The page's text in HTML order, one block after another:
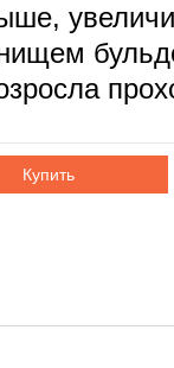
Купить